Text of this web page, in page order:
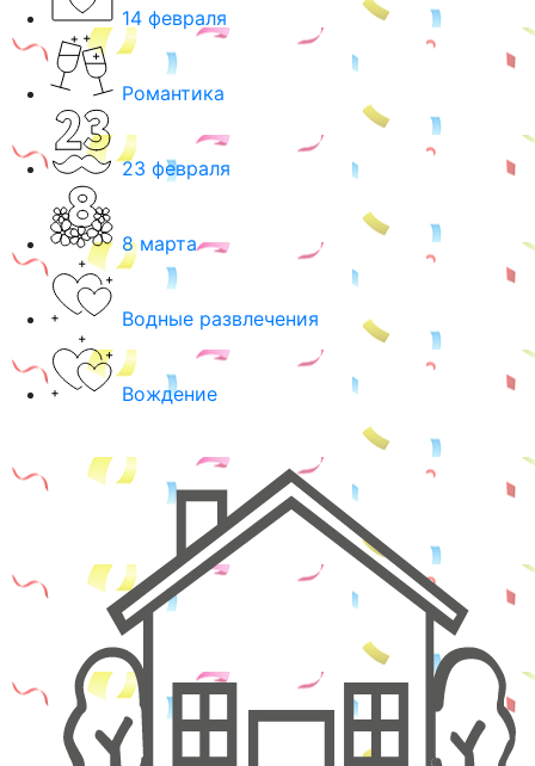
14 февраля
Романтика
23 февраля
8 марта
Водные развлечения
Вождение